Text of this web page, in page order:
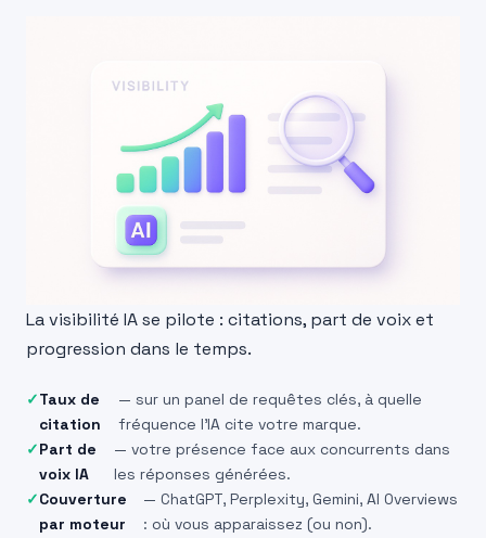
La visibilité IA se pilote : citations, part de voix et
progression dans le temps.
Taux de
citation
— sur un panel de requêtes clés, à quelle
fréquence l’IA cite votre marque.
Part de
voix IA
— votre présence face aux concurrents dans
les réponses générées.
Couverture
par moteur
— ChatGPT, Perplexity, Gemini, AI Overviews
: où vous apparaissez (ou non).